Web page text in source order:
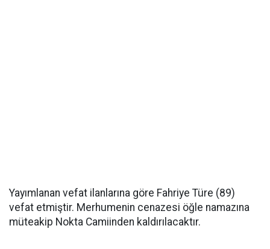
Yayımlanan vefat ilanlarına göre Fahriye Türe (89)
vefat etmiştir. Merhumenin cenazesi öğle namazına
müteakip Nokta Camiinden kaldırılacaktır.